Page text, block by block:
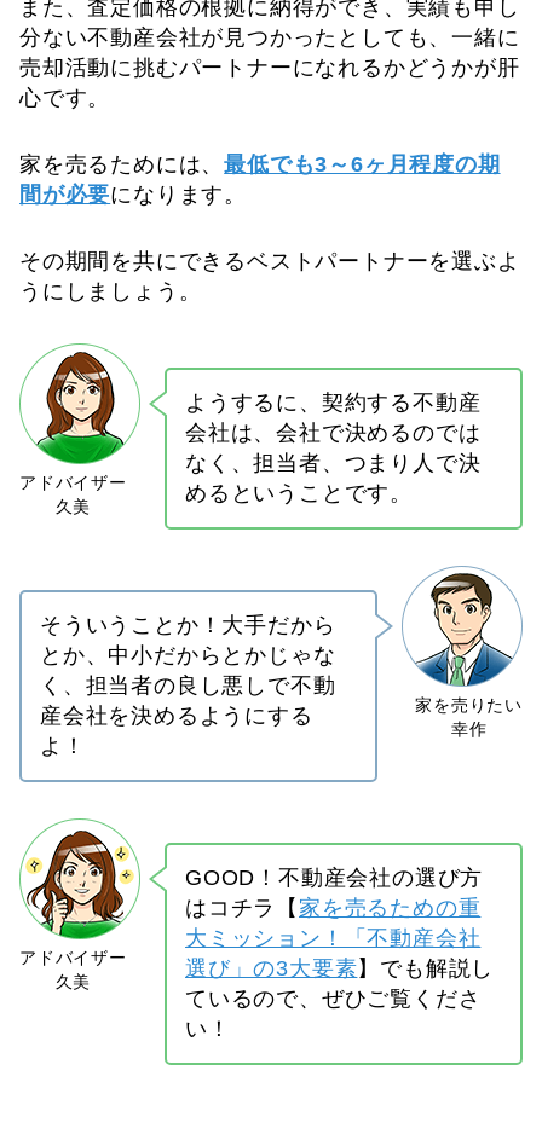
また、査定価格の根拠に納得ができ、実績も申し
分ない不動産会社が見つかったとしても、一緒に
売却活動に挑むパートナーになれるかどうかが肝
心です。
家を売るためには、最低でも3～6ヶ月程度の期
間が必要になります。
その期間を共にできるベストパートナーを選ぶよ
うにしましょう。
ようするに、契約する不動産
会社は、会社で決めるのでは
なく、担当者、つまり人で決
めるということです。
そういうことか！大手だから
とか、中小だからとかじゃな
く、担当者の良し悪しで不動
産会社を決めるようにする
よ！
GOOD！不動産会社の選び方
はコチラ【 家を売るための重
大ミッション！「不動産会社
選び」の3大要素】でも解説し
ているので、ぜひご覧くださ
い！